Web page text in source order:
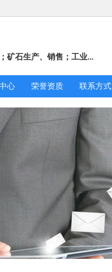
矿石生产、销售；工业...
心 荣誉资质 联系方式